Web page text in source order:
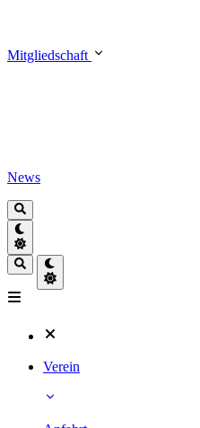
Mitgliedschaft
News
Verein